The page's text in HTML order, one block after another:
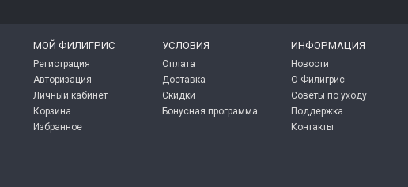
МОЙ ФИЛИГРИС
Регистрация
Авторизация
Личный кабинет
Корзина
Избранное
УСЛОВИЯ
Оплата
Доставка
Скидки
Бонусная программа
ИНФОРМАЦИЯ
Новости
О Филигрис
Советы по уходу
Поддержка
Контакты